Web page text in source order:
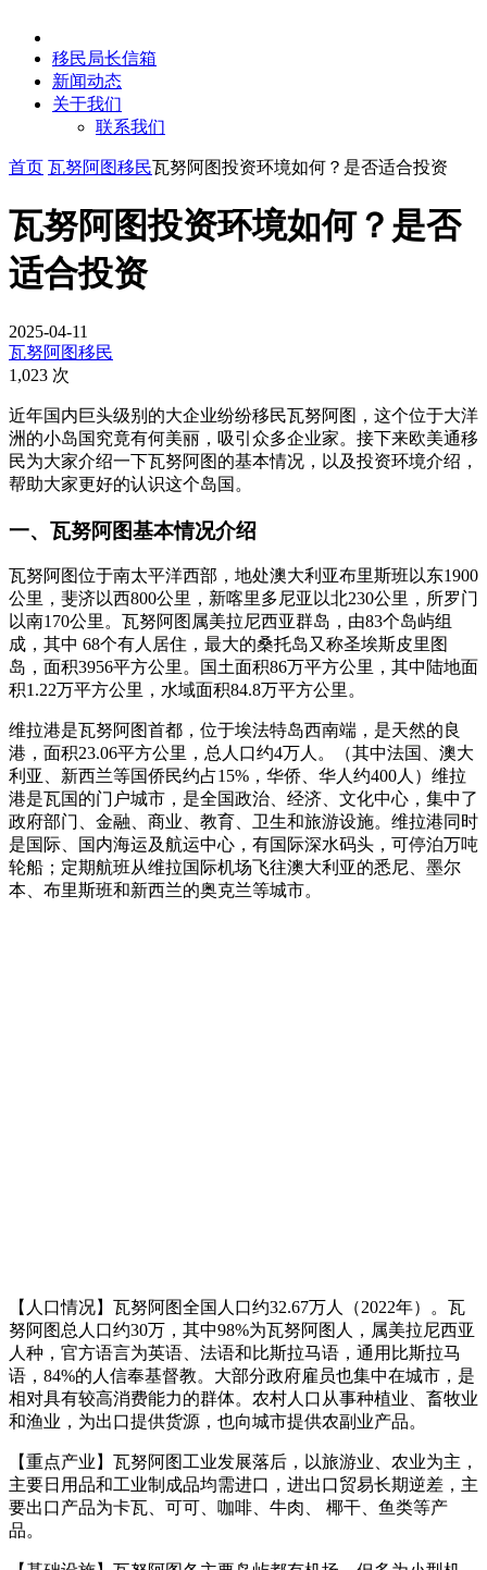
移民局长信箱
新闻动态
关于我们
联系我们
首页 瓦努阿图移民瓦努阿图投资环境如何？是否适合投资
瓦努阿图投资环境如何？是否
适合投资
2025-04-11
瓦努阿图移民
1,023 次
近年国内巨头级别的大企业纷纷移民瓦努阿图，这个位于大洋
洲的小岛国究竟有何美丽，吸引众多企业家。接下来欧美通移
民为大家介绍一下瓦努阿图的基本情况，以及投资环境介绍，
帮助大家更好的认识这个岛国。
一、瓦努阿图基本情况介绍
瓦努阿图位于南太平洋西部，地处澳大利亚布里斯班以东1900
公里，斐济以西800公里，新喀里多尼亚以北230公里，所罗门
以南170公里。瓦努阿图属美拉尼西亚群岛，由83个岛屿组
成，其中 68个有人居住，最大的桑托岛又称圣埃斯皮里图
岛，面积3956平方公里。国土面积86万平方公里，其中陆地面
积1.22万平方公里，水域面积84.8万平方公里。
维拉港是瓦努阿图首都，位于埃法特岛西南端，是天然的良
港，面积23.06平方公里，总人口约4万人。（其中法国、澳大
利亚、新西兰等国侨民约占15%，华侨、华人约400人）维拉
港是瓦国的门户城市，是全国政治、经济、文化中心，集中了
政府部门、金融、商业、教育、卫生和旅游设施。维拉港同时
是国际、国内海运及航运中心，有国际深水码头，可停泊万吨
轮船；定期航班从维拉国际机场飞往澳大利亚的悉尼
墨尔
本
布里斯班和新西兰的奥克兰等城市。
【人口情况】瓦努阿图全国人口约32.67万人（2022年）。瓦
努阿图总人口约30万， 其中98%为瓦努阿图人 ，属美拉尼西亚
人种，官方语言为英语、 法语和比斯拉马语 ，通用比斯拉马
语，84%的人信奉基督教。 大部分政府雇员也集中在城市，是
相对具有较高消费能力的群体。农村人口从事种植业、畜牧业
和渔业，为出口提供货源，也向城市提供农副业产品。
【重点产业】瓦努阿图工业发展落后，以旅游业、农业为主，
主要日用品和工业制成品均需进口，进出口贸易长期逆差，主
要出口产品为卡瓦、可可、咖啡、牛肉、 椰干、鱼类等产
品。